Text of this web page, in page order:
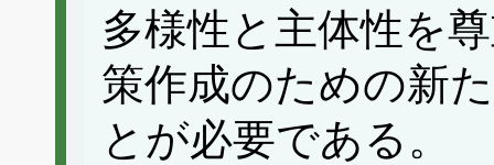
多様性と主体性を
策作成のための新
とが必要である。